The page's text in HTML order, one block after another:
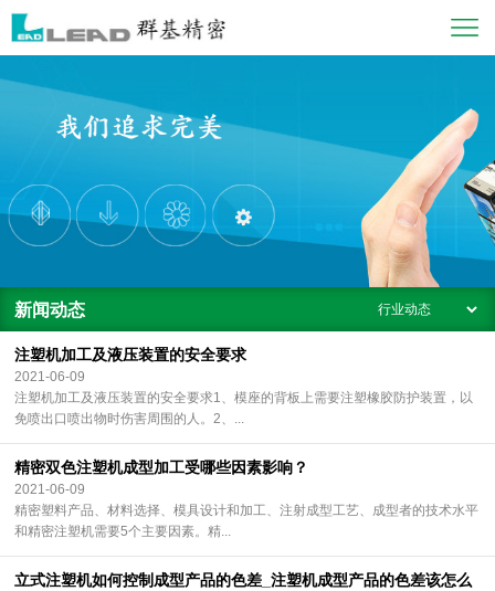
新闻动态
注塑机加工及液压装置的安全要求
2021-06-09
注塑机加工及液压装置的安全要求1、模座的背板上需要注塑橡胶防护装置，以
免喷出口喷出物时伤害周围的人。2、...
精密双色注塑机成型加工受哪些因素影响？
2021-06-09
精密塑料产品、材料选择、模具设计和加工、注射成型工艺、成型者的技术水平
和精密注塑机需要5个主要因素。精...
立式注塑机如何控制成型产品的色差_注塑机成型产品的色差该怎么